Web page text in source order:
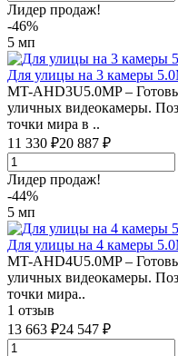
Лидер продаж!
-46%
5 мп
Для улицы на 3 камеры
MT-AHD3U5.0MP –
уличных видеокамеры.
точки мира в ..
11 330 ₽20 887 ₽
Лидер продаж!
-44%
5 мп
Для улицы на 4 камеры
MT-AHD4U5.0MP –
уличных видеокамеры.
точки мира..
1 отзыв
13 663 ₽24 547 ₽